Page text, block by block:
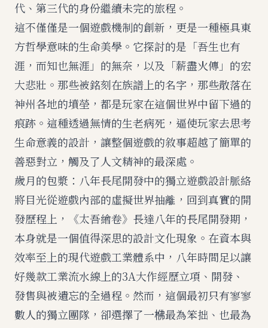
代、第三代的身份繼續未完的旅程。
這不僅僅是一個遊戲機制的創新，更是一種極具東
方哲學意味的生命美學。它探討的是「吾生也有
涯，而知也無涯」的無奈，以及「薪盡火傳」的宏
大悲壯。那些被銘刻在族譜上的名字，那些散落在
神州各地的墳塋，都是玩家在這個世界中留下過的
痕跡。這種透過無情的生老病死，逼使玩家去思考
生命意義的設計，讓整個遊戲的敘事超越了簡單的
善惡對立，觸及了人文精神的最深處。
歲月的包漿：八年長尾開發中的獨立遊戲設計脈絡
將目光從遊戲內部的虛擬世界抽離，回到真實的開
發歷程上，《太吾繪卷》長達八年的長尾開發期，
本身就是一個值得深思的設計文化現象。在資本與
效率至上的現代遊戲工業體系中，八年時間足以讓
好幾款工業流水線上的3A大作經歷立項、開發、
發售與被遺忘的全過程。然而，這個最初只有寥寥
數人的獨立團隊，卻選擇了一梻最為笨拙、也最為